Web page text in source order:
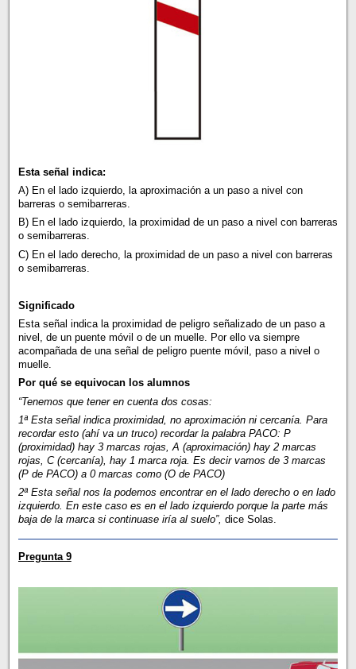
Esta señal indica:
A) En el lado izquierdo, la aproximación a un paso a nivel con
barreras o semibarreras.
B) En el lado izquierdo, la proximidad de un paso a nivel con barreras
o semibarreras.
C) En el lado derecho, la proximidad de un paso a nivel con barreras
o semibarreras.
Significado
Esta señal indica la proximidad de peligro señalizado de un paso a
nivel, de un puente móvil o de un muelle. Por ello va siempre
acompañada de una señal de peligro puente móvil, paso a nivel o
muelle.
Por qué se equivocan los alumnos
“Tenemos que tener en cuenta dos cosas:
1ª Esta señal indica proximidad, no aproximación ni cercanía. Para
recordar esto (ahí va un truco) recordar la palabra PACO: P
(proximidad) hay 3 marcas rojas, A (aproximación) hay 2 marcas
rojas, C (cercanía), hay 1 marca roja. Es decir vamos de 3 marcas
(P de PACO) a 0 marcas como (O de PACO)
2ª Esta señal nos la podemos encontrar en el lado derecho o en lado
izquierdo. En este caso es en el lado izquierdo porque la parte más
baja de la marca si continuase iría al suelo”, dice Solas.
Pregunta 9